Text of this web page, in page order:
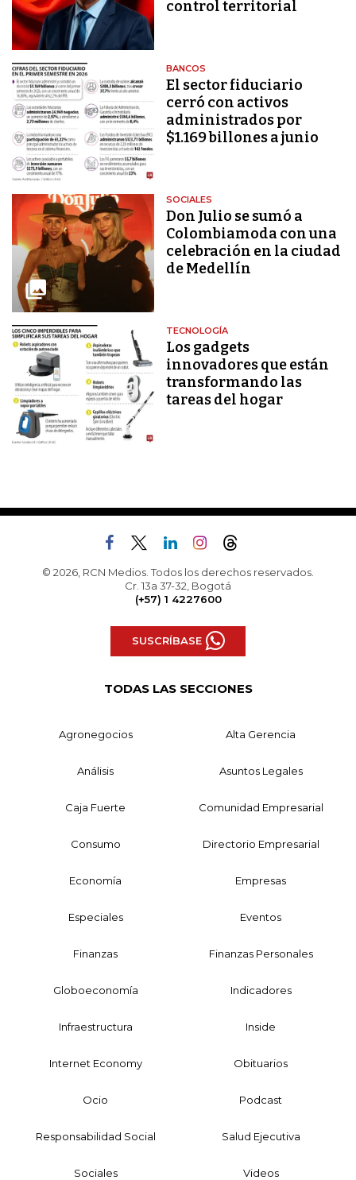
control territorial
BANCOS
El sector fiduciario
cerró con activos
administrados por
$1.169 billones a junio
SOCIALES
Don Julio se sumó a
Colombiamoda con una
celebración en la ciudad
de Medellín
TECNOLOGÍA
Los gadgets
innovadores que están
transformando las
tareas del hogar
© 2026, RCN Medios. Todos los derechos reservados.
Cr. 13a 37-32, Bogotá
(+57) 1 4227600
SUSCRÍBASE
TODAS LAS SECCIONES
Agronegocios Alta Gerencia
Análisis Asuntos Legales
Caja Fuerte Comunidad Empresarial
Consumo Directorio Empresarial
Economía Empresas
Especiales Eventos
Finanzas Finanzas Personales
Globoeconomía Indicadores
Infraestructura Inside
Internet Economy Obituarios
Ocio Podcast
Responsabilidad Social Salud Ejecutiva
Sociales Videos